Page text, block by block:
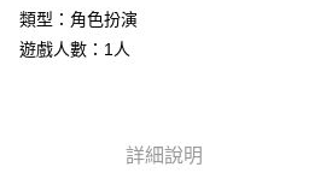
Apple Pay
街口支付
類型：角色扮演
遊戲人數：1人
詳細說明